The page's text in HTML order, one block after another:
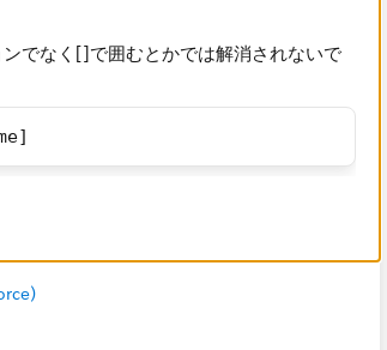
でなく[]で囲むとかでは解消されないで